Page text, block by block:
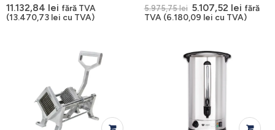
0out of 5
11.132,84 lei fără TVA
(13.470,73 lei cu TVA)
5.00out of 5
5.975,75lei Prețul
inițial
5.107,52 lei Prețul
curent
fără
TVA (6.180,09 lei cu TVA)